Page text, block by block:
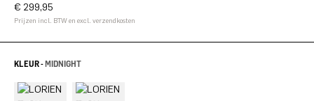
€ 299,95
Prijzen incl. BTW en excl. verzendkosten
KLEUR -MIDNIGHT